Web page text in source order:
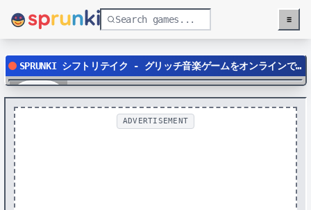
Menu
≡
SPRUNKI シフトリテイク - グリッチ音楽ゲームをオンラインでプレイ
Play
ADVERTISEMENT